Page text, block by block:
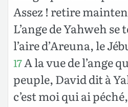
Assez ! retire
L’ange de Yahweh se
l’aire d’Areuna, le
17A la vue de l’ange
peuple, David dit à
c’est moi qui ai